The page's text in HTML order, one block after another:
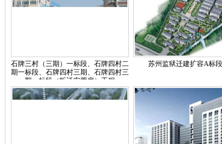
石牌三村（三期）一标段、石牌四村二
期一标段、石牌四村三期、石牌四村三
期一标段（拆迁安置房）工程
苏州监狱迁建扩容A标